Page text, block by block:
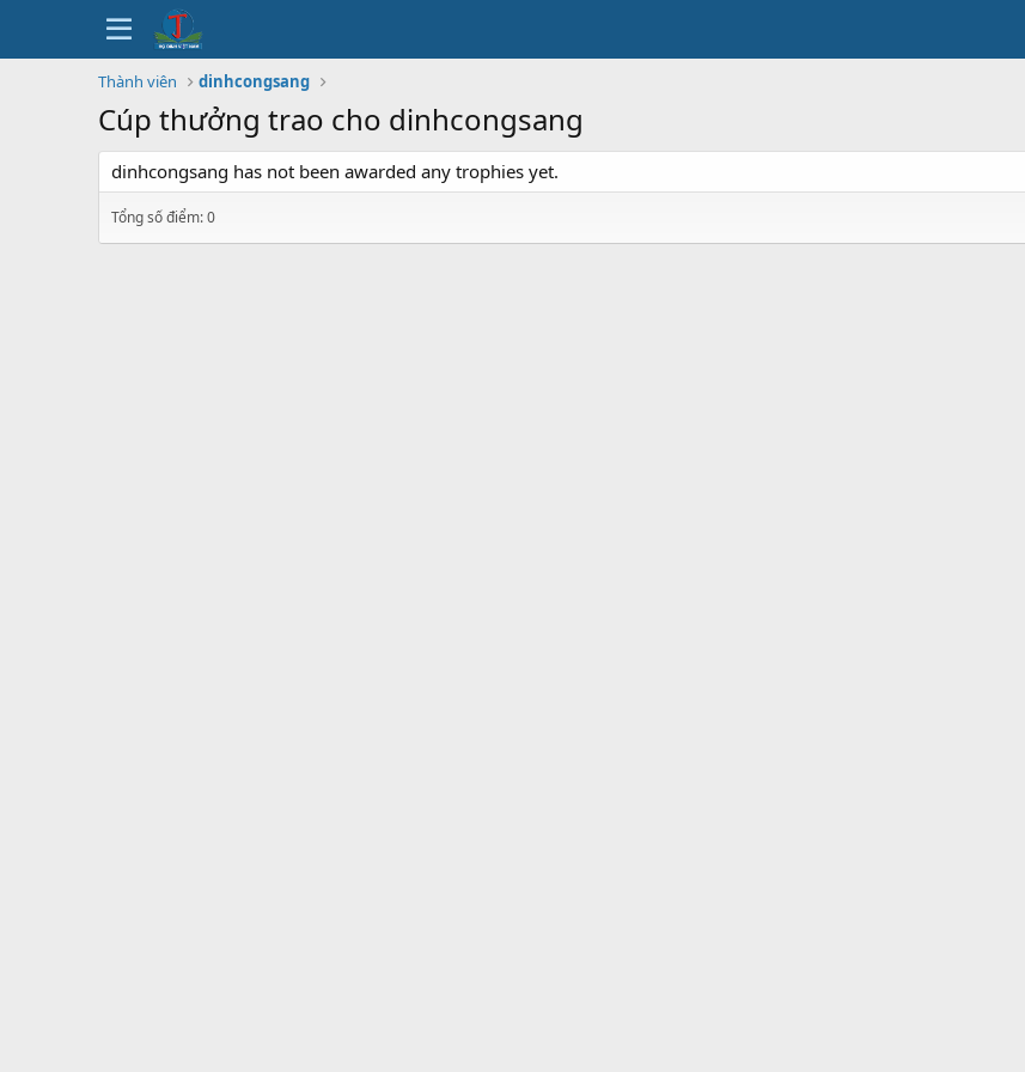
Thành viên dinhcongsang
Cúp thưởng trao cho dinhcongsang
dinhcongsang has not been awarded any trophies yet.
Tổng số điểm: 0